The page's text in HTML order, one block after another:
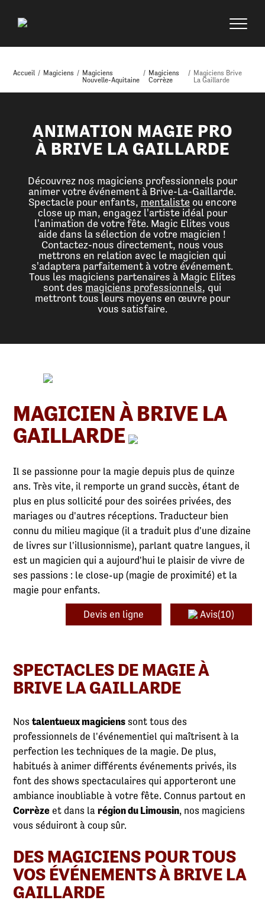
Accueil / Magiciens / Magiciens
Nouvelle-Aquitaine
/ Magiciens
Corrèze
/ Magiciens Brive
La Gaillarde
ANIMATION MAGIE PRO
À BRIVE LA GAILLARDE
Découvrez nos magiciens professionnels pour
animer votre événement à Brive-La-Gaillarde.
Spectacle pour enfants, mentalisteou encore
close up man, engagez l'artiste idéal pour
l'animation de votre fête. Magic Elites vous
aide dans la sélection de votre magicien !
Contactez-nous directement, nous vous
mettrons en relation avec le magicien qui
s'adaptera parfaitement à votre événement.
Tous les magiciens partenaires à Magic Elites
sont des magiciens professionnels, qui
mettront tous leurs moyens en œuvre pour
vous satisfaire.
MAGICIEN À BRIVE LA
GAILLARDE
Il se passionne pour la magie depuis plus de quinze
ans. Très vite, il remporte un grand succès, étant de
plus en plus sollicité pour des soirées privées, des
mariages ou d'autres réceptions. Traducteur bien
connu du milieu magique (il a traduit plus d'une dizaine
de livres sur l'illusionnisme), parlant quatre langues, il
est un magicien qui a aujourd'hui le plaisir de vivre de
ses passions : le close-up (magie de proximité) et la
magie pour enfants.
Devis en ligne Avis(10)
SPECTACLES DE MAGIE À
BRIVE LA GAILLARDE
Nostalentueux magiciens sont tous des
professionnels de l'événementiel qui maîtrisent à la
perfection les techniques de la magie. De plus,
habitués à animer différents événements privés, ils
font des shows spectaculaires qui apporteront une
ambiance inoubliable à votre fête. Connus partout en
Corrèze et dans larégion du Limousin, nos magiciens
vous séduiront à coup sûr.
DES MAGICIENS POUR TOUS
VOS ÉVÉNEMENTS À BRIVE LA
GAILLARDE